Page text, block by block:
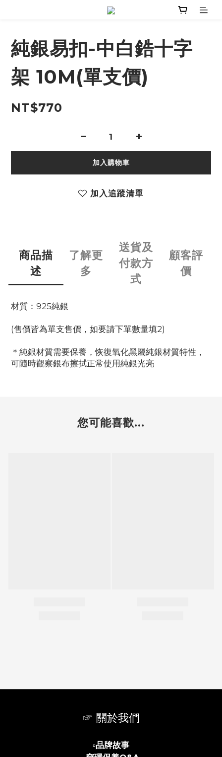
純銀易扣-中白鋯十字
架 10M(單支價)
NT$770
加入購物車
加入追蹤清單
商品描
述
了解更
多
送貨及
付款方
式
顧客評
價
材質：925純銀
(售價皆為單支售價，如要請下單數量填2)
＊純銀材質需要保養，恢復氧化黑屬純銀材質特性，
可隨時觀察銀布擦拭正常使用純銀光亮
您可能喜歡...
☞ 關於我們
▫️品牌故事